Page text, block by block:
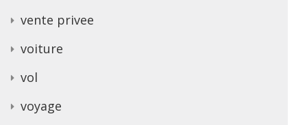
vente privee
voiture
vol
voyage